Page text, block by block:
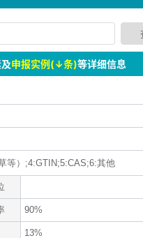
申报实例(↓条)等详细信息
等）;4:GTIN;5:CAS;6:其他
90%
13%